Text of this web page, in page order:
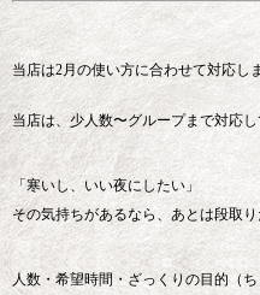
当店は2月の使い方に合わせて対応し
当店は、少人数〜グループまで対応し
「寒いし、いい夜にしたい」
その気持ちがあるなら、あとは段取り
人数・希望時間・ざっくりの目的（